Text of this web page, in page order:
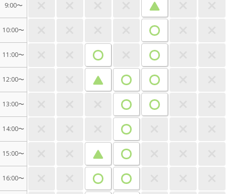
9:00〜
10:00〜
11:00〜
12:00〜
13:00〜
14:00〜
15:00〜
16:00〜